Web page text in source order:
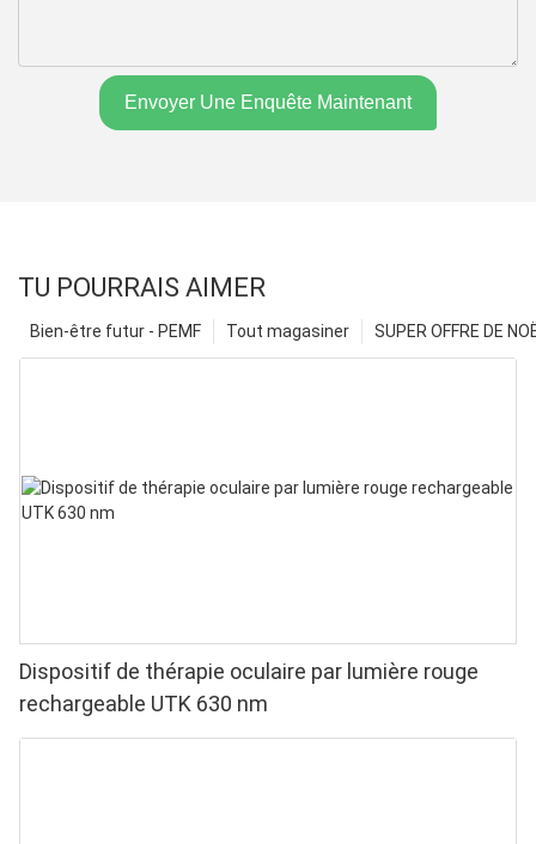
Envoyer Une Enquête Maintenant
TU POURRAIS AIMER
SUPER OFFRE DE
Tout magasiner
Bien-être futur - PEMF
Dispositif de thérapie oculaire par lumière rouge
rechargeable UTK 630 nm